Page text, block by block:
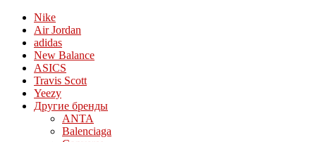
Nike
Air Jordan
adidas
New Balance
ASICS
Travis Scott
Yeezy
Другие бренды
ANTA
Balenciaga